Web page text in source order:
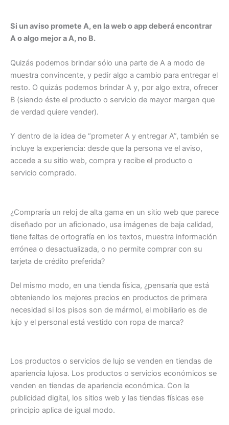
Si un aviso promete A, en la web o app deberá encontrar
A o algo mejor a A, no B.
Quizás podemos brindar sólo una parte de A a modo de
muestra convincente, y pedir algo a cambio para entregar el
resto. O quizás podemos brindar A y, por algo extra, ofrecer
B (siendo éste el producto o servicio de mayor margen que
de verdad quiere vender).
Y dentro de la idea de “prometer A y entregar A”, también se
incluye la experiencia: desde que la persona ve el aviso,
accede a su sitio web, compra y recibe el producto o
servicio comprado.
¿Compraría un reloj de alta gama en un sitio web que parece
diseñado por un aficionado, usa imágenes de baja calidad,
tiene faltas de ortografía en los textos, muestra información
errónea o desactualizada, o no permite comprar con su
tarjeta de crédito preferida?
Del mismo modo, en una tienda física, ¿pensaría que está
obteniendo los mejores precios en productos de primera
necesidad si los pisos son de mármol, el mobiliario es de
lujo y el personal está vestido con ropa de marca?
Los productos o servicios de lujo se venden en tiendas de
apariencia lujosa. Los productos o servicios económicos se
venden en tiendas de apariencia económica. Con la
publicidad digital, los sitios web y las tiendas físicas ese
principio aplica de igual modo.